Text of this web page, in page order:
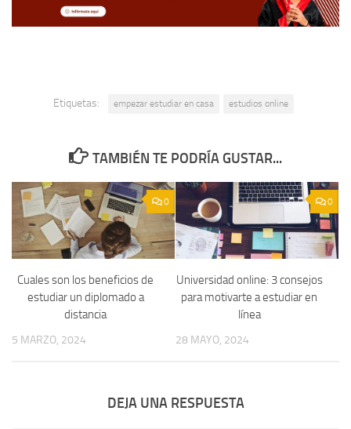
Etiquetas: empezar estudiar en casa estudios online
TAMBIÉN TE PODRÍA GUSTAR...
0
Cuales son los beneficios de
estudiar un diplomado a
distancia
5 MARZO, 2024
0
Universidad online: 3 consejos
para motivarte a estudiar en
línea
28 MAYO, 2024
DEJA UNA RESPUESTA